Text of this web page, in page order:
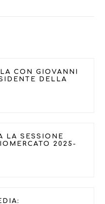
CON GIOVANNI
DELLA
LA SESSIONE
2025-